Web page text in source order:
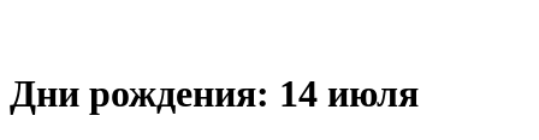
Дни рождения: 14 июля